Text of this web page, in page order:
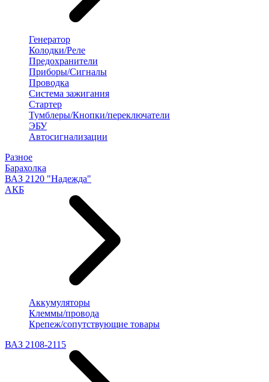
Генератор
Колодки/Реле
Предохранители
Приборы/Сигналы
Проводка
Система зажигания
Стартер
Тумблеры/Кнопки/переключатели
ЭБУ
Автосигнализации
Разное
Барахолка
ВАЗ 2120 "Надежда"
АКБ
Аккумуляторы
Клеммы/провода
Крепеж/сопутствующие товары
ВАЗ 2108-2115